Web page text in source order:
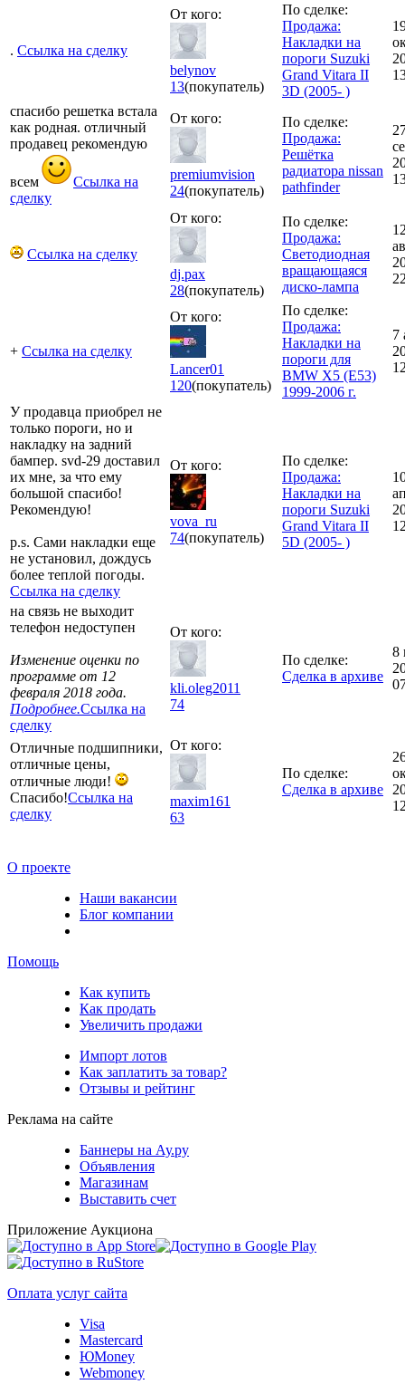
. Ссылка на сделку
От кого:
belynov
13(покупатель)
По сделке:
Продажа:
Накладки на
пороги Suzuki
Grand Vitara II
3D (2005- )
спасибо решетка встала
как родная. отличный
продавец рекомендую
всем
Ссылка на
сделку
От кого:
premiumvision
24(покупатель)
По сделке:
Продажа:
Решётка
радиатора nissan
pathfinder
Ссылка на сделку
От кого:
dj.pax
28(покупатель)
По сделке:
Продажа:
Светодиодная
вращающаяся
диско-лампа
+ Ссылка на сделку
От кого:
Lancer01
120(покупатель)
По сделке:
Продажа:
Накладки на
пороги для
BMW X5 (E53)
1999-2006 г.
7
У продавца приобрел не
только пороги, но и
накладку на задний
бампер. svd-29 доставил
их мне, за что ему
большой спасибо!
Рекомендую!
p.s. Сами накладки еще
не установил, дождусь
более теплой погоды.
Ссылка на сделку
От кого:
vova_ru
74(покупатель)
По сделке:
Продажа:
Накладки на
пороги Suzuki
Grand Vitara II
5D (2005- )
на связь не выходит
телефон недоступен
Изменение оценки по
программе от 12
февраля 2018 года.
Подробнее.Ссылка на
сделку
От кого:
kli.oleg2011
74
По сделке:
Сделка в архиве
8
Отличные подшипники,
отличные цены,
отличные люди!
Спасибо!Ссылка на
сделку
От кого:
maxim161
63
По сделке:
Сделка в архиве
О проекте
Наши вакансии
Блог компании
Помощь
Как купить
Как продать
Увеличить продажи
Импорт лотов
Как заплатить за товар?
Отзывы и рейтинг
Реклама на сайте
Баннеры на Ау.ру
Объявления
Магазинам
Выставить счет
Приложение Аукциона
Оплата услуг сайта
Visa
Mastercard
ЮMoney
Webmoney